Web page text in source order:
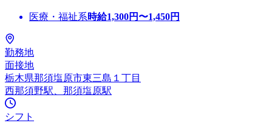
医療・福祉系時給1,300円〜1,450円
勤務地
面接地
栃木県那須塩原市東三島１丁目
西那須野駅、那須塩原駅
シフト